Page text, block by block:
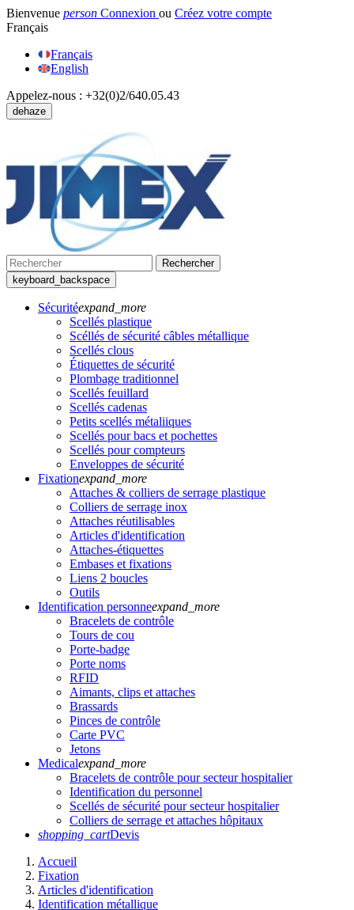
Bienvenue person Connexion ou Créez votre compte
Français
Français
English
Appelez-nous : +32(0)2/640.05.43
dehaze
Rechercher
keyboard_backspace
Sécuritéexpand_more
Scellés plastique
Scéllés de sécurité câbles métallique
Scellés clous
Étiquettes de sécurité
Plombage traditionnel
Scellés feuillard
Scellés cadenas
Petits scellés métaliiques
Scellés pour bacs et pochettes
Scellés pour compteurs
Enveloppes de sécurité
Fixationexpand_more
Attaches & colliers de serrage plastique
Colliers de serrage inox
Attaches réutilisables
Articles d'identification
Attaches-étiquettes
Embases et fixations
Liens 2 boucles
Outils
Identification personneexpand_more
Bracelets de contrôle
Tours de cou
Porte-badge
Porte noms
RFID
Aimants, clips et attaches
Brassards
Pinces de contrôle
Carte PVC
Jetons
Medicalexpand_more
Bracelets de contrôle pour secteur hospitalier
Identification du personnel
Scellés de sécurité pour secteur hospitalier
Colliers de serrage et attaches hôpitaux
shopping_cartDevis
Accueil
Fixation
Articles d'identification
Identification métallique